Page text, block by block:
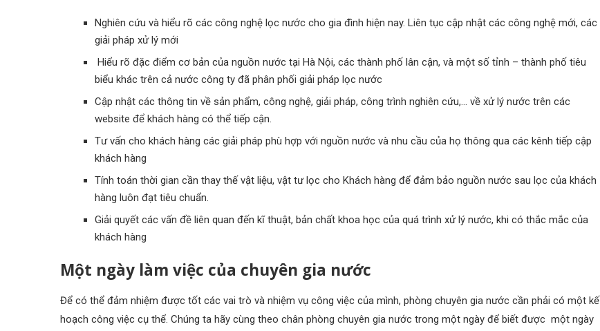
Nghiên cứu và hiểu rõ các công nghệ lọc nước cho gia đình hiện nay. Liên tục cập nhật các công nghệ mới, các
giải pháp xử lý mới
Hiểu rõ đặc điểm cơ bản của nguồn nước tại Hà Nội, các thành phố lân cận, và một số tỉnh – thành phố tiêu
biểu khác trên cả nước công ty đã phân phối giải pháp lọc nước
Cập nhật các thông tin về sản phẩm, công nghệ, giải pháp, công trình nghiên cứu,… về xử lý nước trên các
website để khách hàng có thể tiếp cận.
Tư vấn cho khách hàng các giải pháp phù hợp với nguồn nước và nhu cầu của họ thông qua các kênh tiếp cập
khách hàng
Tính toán thời gian cần thay thế vật liệu, vật tư lọc cho Khách hàng để đảm bảo nguồn nước sau lọc của khách
hàng luôn đạt tiêu chuẩn.
Giải quyết các vấn đề liên quan đến kĩ thuật, bản chất khoa học của quá trình xử lý nước, khi có thắc mắc của
khách hàng
Một ngày làm việc của chuyên gia nước
Để có thể đảm nhiệm được tốt các vai trò và nhiệm vụ công việc của mình, phòng chuyên gia nước cần phải có một kế
hoạch công việc cụ thể. Chúng ta hãy cùng theo chân phòng chuyên gia nước trong một ngày để biết được một ngày